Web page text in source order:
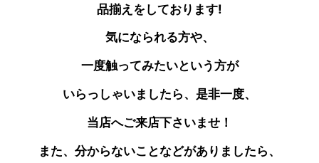
品揃えをしております!
気になられる方や、
一度触ってみたいという方が
いらっしゃいましたら、是非一度、
当店へご来店下さいませ！
また、分からないことなどがありましたら、